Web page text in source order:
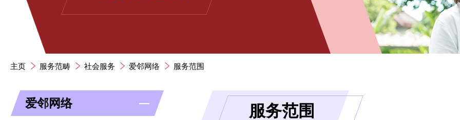
主页 服务范畴 社会服务 爱邻网络 服务范围
爱邻网络 服务范围